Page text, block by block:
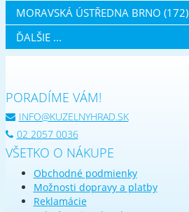
MORAVSKÁ ÚSTŘEDNA BRNO (172)
ĎALŠIE ...
PORADÍME VÁM!
INFO@KUZELNYHRAD.SK
02 2057 0036
VŠETKO O NÁKUPE
Obchodné podmienky
Možnosti dopravy a platby
Reklamácie